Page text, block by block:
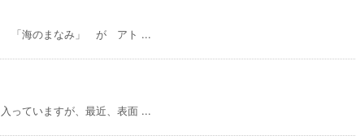
「海のまなみ」 が アト ...
っていますが、最近、表面 ...